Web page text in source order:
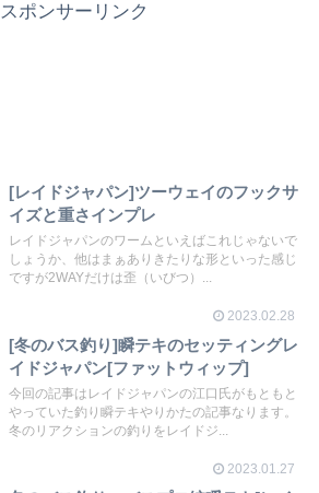
スポンサーリンク
[レイドジャパン]ツーウェイのフックサ
イズと重さインプレ
レイドジャパンのワームといえばこれじゃないで
しょうか、他はまぁありきたりな形といった感じ
ですが2WAYだけは歪（いびつ）...
2023.02.28
[冬のバス釣り]瞬テキのセッティングレ
イドジャパン[ファットウィップ]
今回の記事はレイドジャパンの江口氏がもともと
やっていた釣り瞬テキやりかたの記事なります。
冬のリアクションの釣りをレイドジ...
2023.01.27